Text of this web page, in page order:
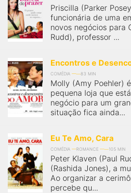
Priscilla (Parker
funcionária de uma
novos negócios para
Rudd), professor ...
Encontros e
COMÉDIA 83 MIN
Molly (Amy Poehler)
pequena loja que
negócio para um
situação fica ainda...
Eu Te Amo, Cara
COMÉDIA ROMANCE 105 MIN
Peter Klaven (Paul
(Rashida Jones), a
Ao organizar a
percebe qu...